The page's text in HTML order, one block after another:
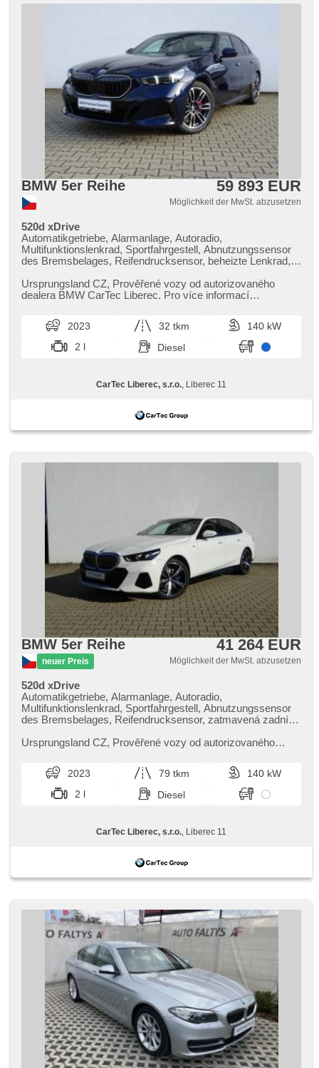
ambientní osvětlení interiéru, Lichtsensor
BMW 5er Reihe 59 893 EUR
Möglichkeit der MwSt. abzusetzen
520d xDrive
Automatikgetriebe, Alarmanlage, Autoradio,
Multifunktionslenkrad, Sportfahrgestell, Abnutzungssensor
des Bremsbelages, Reifendrucksensor, beheizte Lenkrad,
bezklíčové startování, beheizte Sitze, LED denní svícení
Ursprungsland CZ,​ Prověřené vozy od autorizovaného
dealera BMW CarTec Liberec. Pro více informací
2023 32 tkm
140 kW
2 l
Diesel
CarTec Liberec, s.r.o. , Liberec 11
BMW 5er Reihe
neuer Preis
41 264 EUR
Möglichkeit der MwSt. abzusetzen
520d xDrive
Automatikgetriebe, Alarmanlage, Autoradio,
Multifunktionslenkrad, Sportfahrgestell, Abnutzungssensor
des Bremsbelages, Reifendrucksensor, zatmavená zadní
startování, El. einstellbare Sitze, beheizte Sitze, LED denní
Ursprungsland CZ,​ Prověřené vozy od autorizovaného
kontaktujte naše prodejce nebo ...
2023 79 tkm
140 kW
2 l
Diesel
CarTec Liberec, s.r.o. , Liberec 11